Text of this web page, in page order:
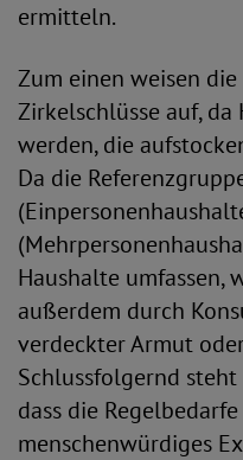
ermitteln.
Zum einen weisen
Zirkelschlüsse auf,
werden, die
Da die
Haushalte umfassen,
außerdem durch
verdeckter Armut
Schlussfolgernd
dass die
menschenwürdiges